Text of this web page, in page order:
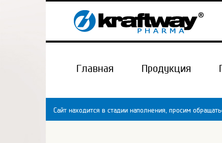
Главная Продукция
Сайт находится в стадии наполнения, просим